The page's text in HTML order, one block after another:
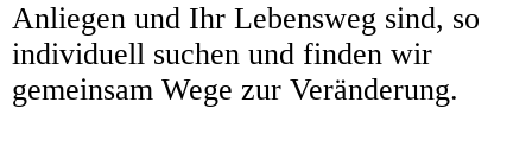
Anliegen und Ihr Lebensweg sind, so
individuell suchen und finden wir
gemeinsam Wege zur Veränderung.